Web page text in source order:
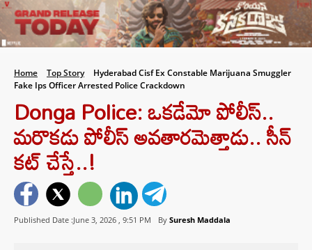
Home Top Story
Hyderabad Cisf Ex Constable Marijuana Smuggler
Fake Ips Officer Arrested Police Crackdown
Donga Police: ఒకడేమో పోలీస్..
మరొకడు పోలీస్ అవతారమెత్తాడు.. సీన్
కట్ చేస్తే..!
Published Date :June 3, 2026 , 9:51 PM By Suresh Maddala